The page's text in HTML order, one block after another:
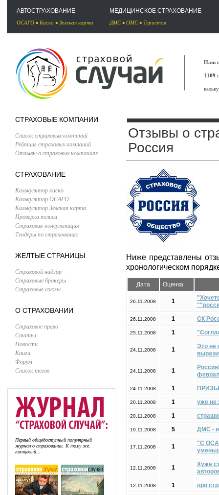
АВТОСТРАХОВАНИЕ
ОСАГО • Каско • Зеленая карта
МЕДИЦИНСКОЕ СТРАХОВАНИЕ
ДМС• ОМС• Туристов
Наш
1109
СТРАХОВЫЕ КОМПАНИИ
Список страховых компаний
Рейтинг страховых компаний
Отзывы о страховых компаниях
СТРАХОВАНИЕ
Калькулятор каско
Калькулятор ОСАГО
Калькулятор Зеленая карта
Проверка полиса
Страховая консультация
Тендеры по страхованию
ЖЕЛТЫЕ СТРАНИЦЫ
Страховой надзор
Страховые брокеры
Страховые союзы
О СТРАХОВАНИИ
Страховое право
Статьи
Новости
Книги
Форум
Список тегов
Первый общедоступный популярный
журнал о страховании. К тому же,
глянцевый...
Отзывы о
Россия
Ниже представлены
хронологическом
Дата Оценка
26.11.2008 1
26.11.2008 1 СК
25.11.2008 1
24.11.2008 1
Это не
24.11.2008 1
24.11.2008 1
20.11.2008 1 уже не
20.11.2008 1
19.11.2008 5 ДМС -
17.11.2008 1
"С
12.11.2008 1
Хуже
12.11.2008 1 про